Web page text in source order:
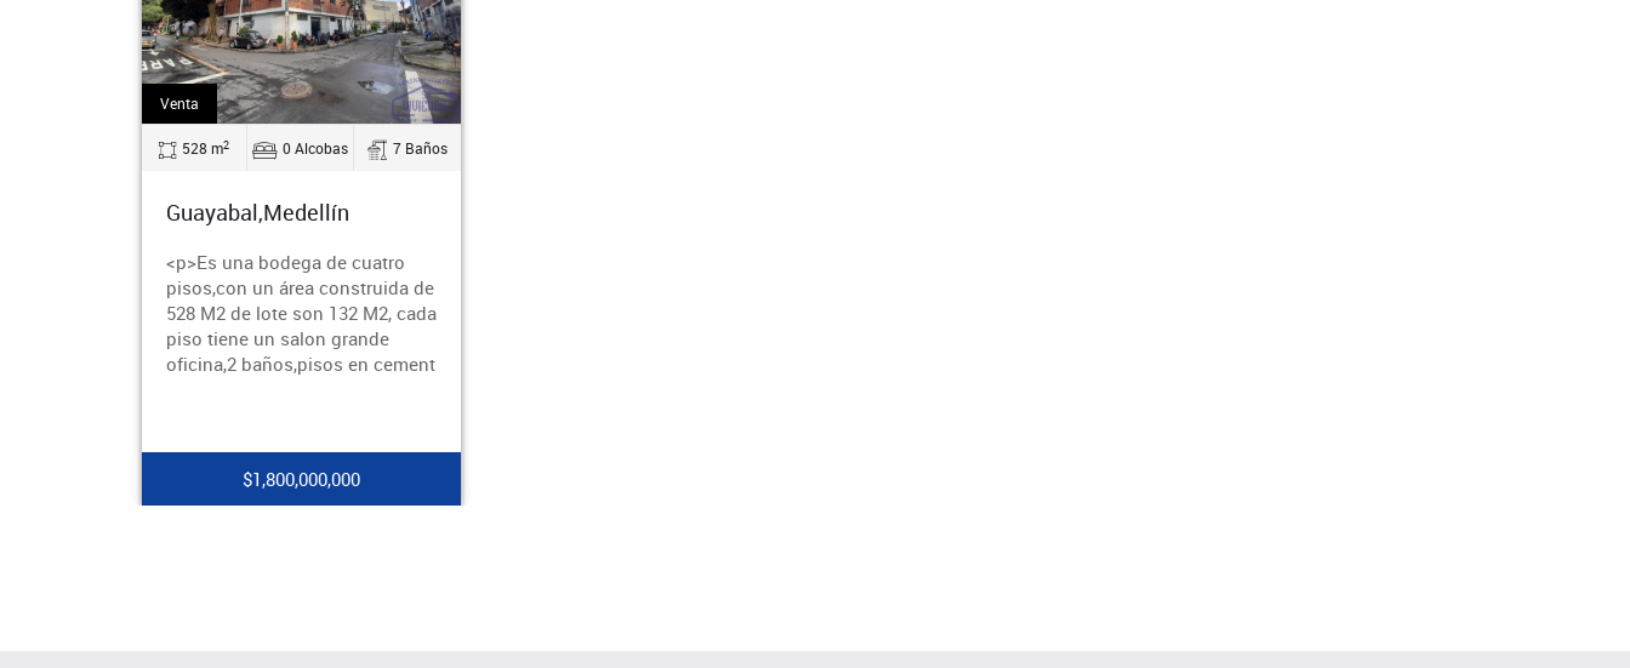
Venta
528 m2 0 Alcobas 7 Baños
Guayabal,Medellín
<p>Es una bodega de cuatro
pisos,con un área construida de
528 M2 de lote son 132 M2, cada
piso tiene un salon grande
oficina,2 baños,pisos en cement
$1,800,000,000